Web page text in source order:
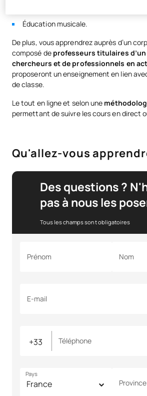
Éducation musicale.
De plus, vous apprendrez auprès d’un
composé de professeurs titulaires
chercheurs et de professionnels en
proposeront un enseignement en lien
de classe.
Le tout en ligne et selon une
permettant de suivre les cours en direct
Qu'allez-vous
Des questions ?
pas à nous les
Tous les champs sont obligatoires
Prénom Nom
E-mail
Téléphone
Pays
Province